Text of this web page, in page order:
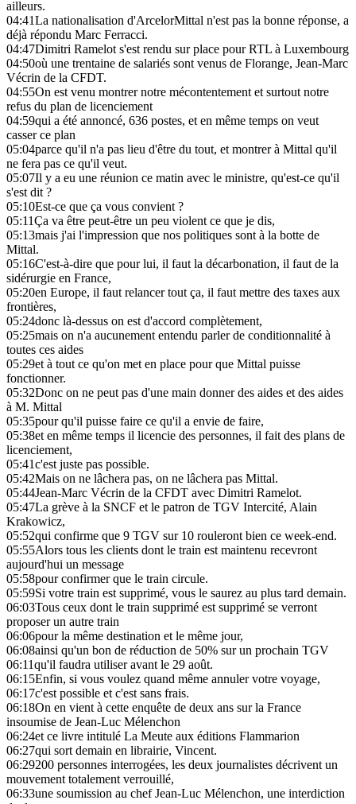
ailleurs.
04:41La nationalisation d'ArcelorMittal n'est pas la bonne réponse, a
déjà répondu Marc Ferracci.
04:47Dimitri Ramelot s'est rendu sur place pour RTL à Luxembourg
04:50où une trentaine de salariés sont venus de Florange, Jean-Marc
Vécrin de la CFDT.
04:55On est venu montrer notre mécontentement et surtout notre
refus du plan de licenciement
04:59qui a été annoncé, 636 postes, et en même temps on veut
casser ce plan
05:04parce qu'il n'a pas lieu d'être du tout, et montrer à Mittal qu'il
ne fera pas ce qu'il veut.
05:07Il y a eu une réunion ce matin avec le ministre, qu'est-ce qu'il
s'est dit ?
05:10Est-ce que ça vous convient ?
05:11Ça va être peut-être un peu violent ce que je dis,
05:13mais j'ai l'impression que nos politiques sont à la botte de
Mittal.
05:16C'est-à-dire que pour lui, il faut la décarbonation, il faut de la
sidérurgie en France,
05:20en Europe, il faut relancer tout ça, il faut mettre des taxes aux
frontières,
05:24donc là-dessus on est d'accord complètement,
05:25mais on n'a aucunement entendu parler de conditionnalité à
toutes ces aides
05:29et à tout ce qu'on met en place pour que Mittal puisse
fonctionner.
05:32Donc on ne peut pas d'une main donner des aides et des aides
à M. Mittal
05:35pour qu'il puisse faire ce qu'il a envie de faire,
05:38et en même temps il licencie des personnes, il fait des plans de
licenciement,
05:41c'est juste pas possible.
05:42Mais on ne lâchera pas, on ne lâchera pas Mittal.
05:44Jean-Marc Vécrin de la CFDT avec Dimitri Ramelot.
05:47La grève à la SNCF et le patron de TGV Intercité, Alain
Krakowicz,
05:52qui confirme que 9 TGV sur 10 rouleront bien ce week-end.
05:55Alors tous les clients dont le train est maintenu recevront
aujourd'hui un message
05:58pour confirmer que le train circule.
05:59Si votre train est supprimé, vous le saurez au plus tard demain.
06:03Tous ceux dont le train supprimé est supprimé se verront
proposer un autre train
06:06pour la même destination et le même jour,
06:08ainsi qu'un bon de réduction de 50% sur un prochain TGV
06:11qu'il faudra utiliser avant le 29 août.
06:15Enfin, si vous voulez quand même annuler votre voyage,
06:17c'est possible et c'est sans frais.
06:18On en vient à cette enquête de deux ans sur la France
insoumise de Jean-Luc Mélenchon
06:24et ce livre intitulé La Meute aux éditions Flammarion
06:27qui sort demain en librairie, Vincent.
06:29200 personnes interrogées, les deux journalistes décrivent un
mouvement totalement verrouillé,
06:33une soumission au chef Jean-Luc Mélenchon, une interdiction